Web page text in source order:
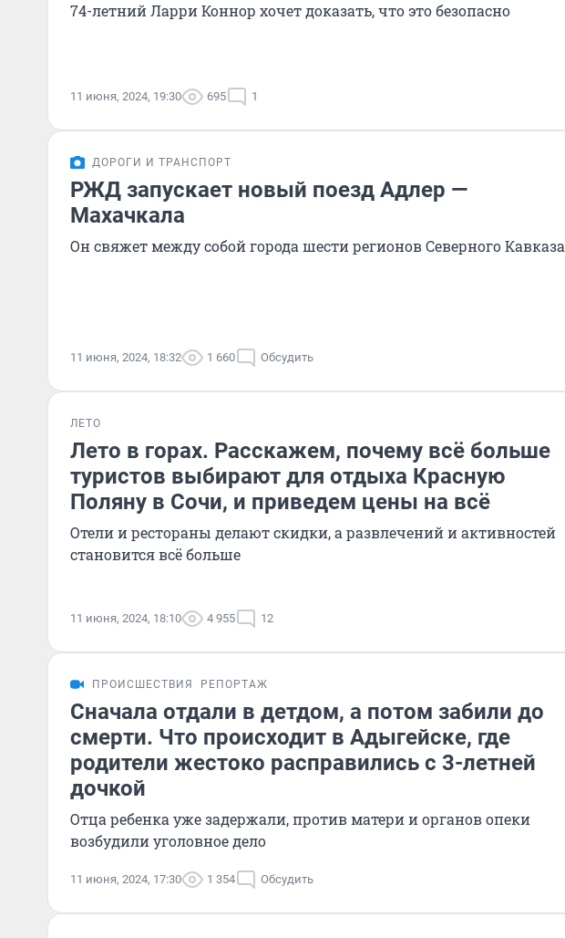
74-летний Ларри Коннор хочет доказать, что это безопасно
11 июня, 2024, 19:30 695 1
ДОРОГИ И ТРАНСПОРТ
РЖД запускает новый поезд Адлер —
Махачкала
Он свяжет между собой города шести регионов Северного Кавказа
11 июня, 2024, 18:32 1 660 Обсудить
ЛЕТО
Лето в горах. Расскажем, почему всё больше
туристов выбирают для отдыха Красную
Поляну в Сочи, и приведем цены на всё
Отели и рестораны делают скидки, а развлечений и активностей
становится всё больше
11 июня, 2024, 18:10 4 955 12
ПРОИСШЕСТВИЯ РЕПОРТАЖ
Сначала отдали в детдом, а потом забили до
смерти. Что происходит в Адыгейске, где
родители жестоко расправились с 3-летней
дочкой
Отца ребенка уже задержали, против матери и органов опеки
возбудили уголовное дело
11 июня, 2024, 17:30 1 354 Обсудить